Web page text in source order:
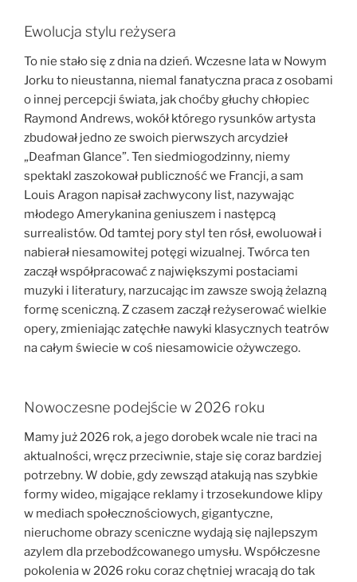
Ewolucja stylu reżysera
To nie stało się z dnia na dzień. Wczesne lata w Nowym
Jorku to nieustanna, niemal fanatyczna praca z osobami
o innej percepcji świata, jak choćby głuchy chłopiec
Raymond Andrews, wokół którego rysunków artysta
zbudował jedno ze swoich pierwszych arcydzieł
„Deafman Glance”. Ten siedmiogodzinny, niemy
spektakl zaszokował publiczność we Francji, a sam
Louis Aragon napisał zachwycony list, nazywając
młodego Amerykanina geniuszem i następcą
surrealistów. Od tamtej pory styl ten rósł, ewoluował i
nabierał niesamowitej potęgi wizualnej. Twórca ten
zaczął współpracować z największymi postaciami
muzyki i literatury, narzucając im zawsze swoją żelazną
formę sceniczną. Z czasem zaczął reżyserować wielkie
opery, zmieniając zatęchłe nawyki klasycznych teatrów
na całym świecie w coś niesamowicie ożywczego.
Nowoczesne podejście w 2026 roku
Mamy już 2026 rok, a jego dorobek wcale nie traci na
aktualności, wręcz przeciwnie, staje się coraz bardziej
potrzebny. W dobie, gdy zewsząd atakują nas szybkie
formy wideo, migające reklamy i trzosekundowe klipy
w mediach społecznościowych, gigantyczne,
nieruchome obrazy sceniczne wydają się najlepszym
azylem dla przebodźcowanego umysłu. Współczesne
pokolenia w 2026 roku coraz chętniej wracają do tak